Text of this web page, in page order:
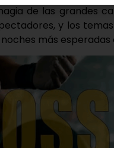
de las grandes
y los
más